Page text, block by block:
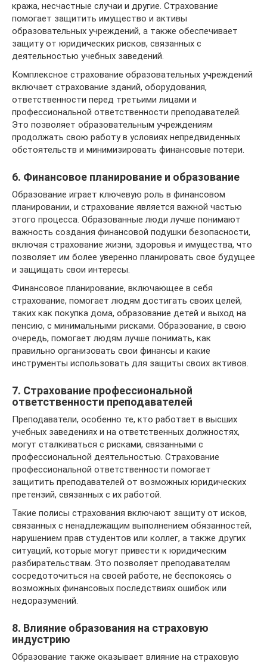
кража, несчастные случаи и другие. Страхование
помогает защитить имущество и активы
образовательных учреждений, а также обеспечивает
защиту от юридических рисков, связанных с
деятельностью учебных заведений.
Комплексное страхование образовательных учреждений
включает страхование зданий, оборудования,
ответственности перед третьими лицами и
профессиональной ответственности преподавателей.
Это позволяет образовательным учреждениям
продолжать свою работу в условиях непредвиденных
обстоятельств и минимизировать финансовые потери.
6. Финансовое планирование и образование
Образование играет ключевую роль в финансовом
планировании, и страхование является важной частью
этого процесса. Образованные люди лучше понимают
важность создания финансовой подушки безопасности,
включая страхование жизни, здоровья и имущества, что
позволяет им более уверенно планировать свое будущее
и защищать свои интересы.
Финансовое планирование, включающее в себя
страхование, помогает людям достигать своих целей,
таких как покупка дома, образование детей и выход на
пенсию, с минимальными рисками. Образование, в свою
очередь, помогает людям лучше понимать, как
правильно организовать свои финансы и какие
инструменты использовать для защиты своих активов.
7. Страхование профессиональной
ответственности преподавателей
Преподаватели, особенно те, кто работает в высших
учебных заведениях и на ответственных должностях,
могут сталкиваться с рисками, связанными с
профессиональной деятельностью. Страхование
профессиональной ответственности помогает
защитить преподавателей от возможных юридических
претензий, связанных с их работой.
Такие полисы страхования включают защиту от исков,
связанных с ненадлежащим выполнением обязанностей,
нарушением прав студентов или коллег, а также других
ситуаций, которые могут привести к юридическим
разбирательствам. Это позволяет преподавателям
сосредоточиться на своей работе, не беспокоясь о
возможных финансовых последствиях ошибок или
недоразумений.
8. Влияние образования на страховую
индустрию
Образование также оказывает влияние на страховую